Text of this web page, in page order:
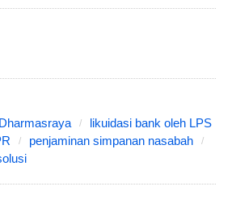
likuidasi bank oleh LPS
penjaminan simpanan nasabah